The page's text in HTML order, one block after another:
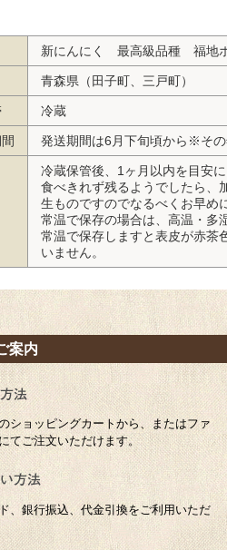
新にんにく 最高級品種 福地
青森県（田子町、三戸町）
冷蔵
発送期間は6月下旬頃から※そ
冷蔵保管後、1ヶ月以内を目安
食べきれず残るようでしたら、
生ものですのでなるべくお早め
常温で保存の場合は、高温・多
常温で保存しますと表皮が赤茶
いません。
案内
ショッピングカートから、またはファ
てご注文いただけます。
、銀行振込、代金引換をご利用いただ